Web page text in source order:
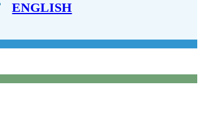
ENGLISH